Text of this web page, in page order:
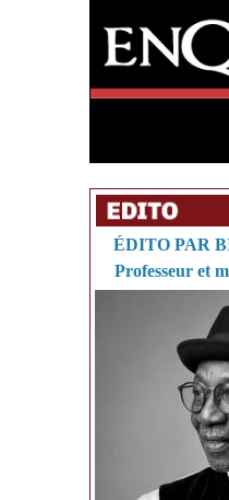
ÉDITO PAR
Professeur et